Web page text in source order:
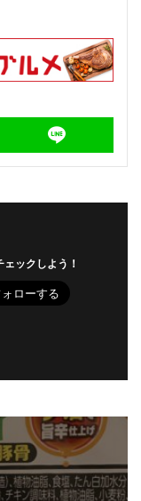
ックしよう！